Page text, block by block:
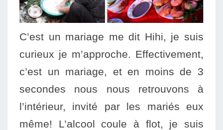
C’est un mariage me dit Hihi, je suis
curieux je m’approche. Effectivement,
c’est un mariage, et en moins de 3
secondes nous nous retrouvons à
l’intérieur, invité par les mariés eux
même! L’alcool coule à flot, je suis